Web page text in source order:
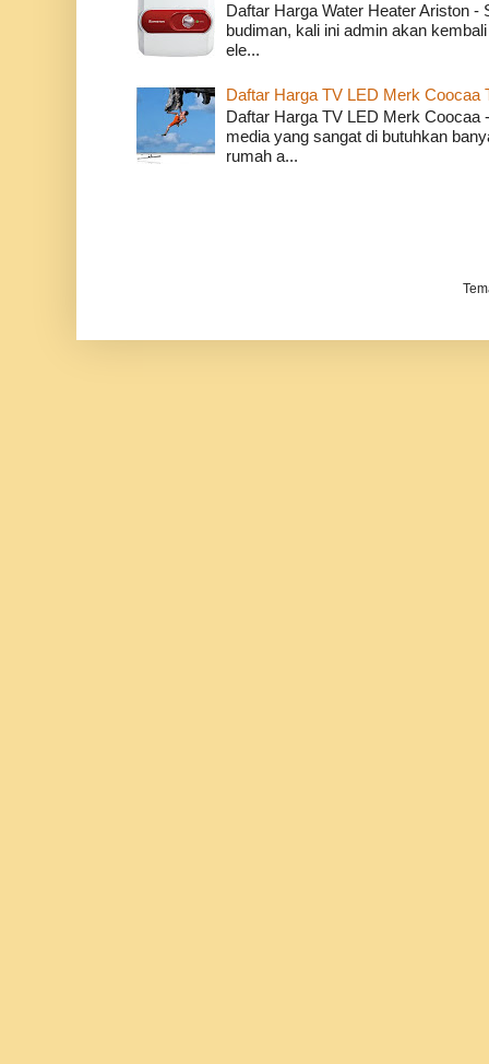
Daftar Harga Water Heater Ariston -
budiman, kali ini admin akan
ele...
Daftar Harga TV LED Merk Coocaa
Daftar Harga TV LED Merk Coocaa
media yang sangat di butuhkan
rumah a...